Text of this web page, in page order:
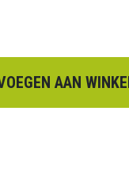
AAN